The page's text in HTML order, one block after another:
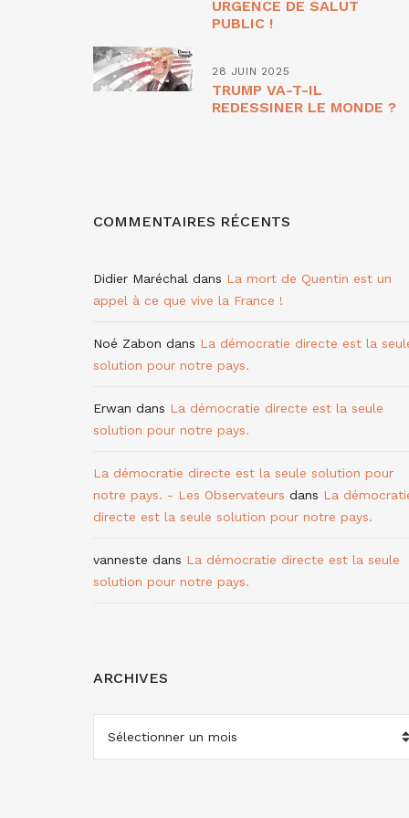
URGENCE DE SALUT
PUBLIC !
28 JUIN 2025
TRUMP VA-T-IL
REDESSINER LE MONDE ?
COMMENTAIRES RÉCENTS
Didier Maréchal dans La mort de Quentin est un
appel à ce que vive la France !
Noé Zabon dans La démocratie directe est la
solution pour notre pays.
Erwan dans La démocratie directe est la seule
solution pour notre pays.
La démocratie directe est la seule solution pour
notre pays. - Les Observateurs dans La
directe est la seule solution pour notre pays.
vanneste dans La démocratie directe est la seule
solution pour notre pays.
ARCHIVES
ARCHIVES